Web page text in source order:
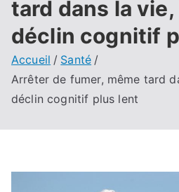
tard dans la vie,
déclin cognitif
Accueil
Santé
Arrêter de fumer, même tard
déclin cognitif plus lent